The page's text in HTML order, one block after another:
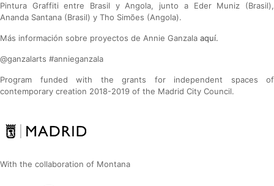
Pintura Graffiti entre Brasil y Angola, junto a Eder Muniz (Brasil),
Ananda Santana (Brasil) y Tho Simões (Angola).
Más información sobre proyectos de Annie Ganzala aquí.
@ganzalarts #annieganzala
Program funded with the grants for independent spaces of
contemporary creation 2018-2019 of the Madrid City Council.
With the collaboration of Montana